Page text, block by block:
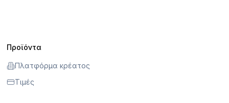
Προϊόντα
Πλατφόρμα κρέατος
Τιμές